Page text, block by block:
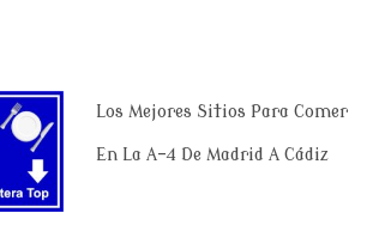
Los Mejores Sitios Para Comer
En La A-4 De Madrid A Cádiz